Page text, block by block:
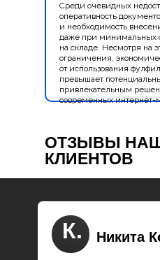
Среди очевидных
оперативность
и необходимость
даже при минимальных
на складе. Несмотря на
ограничения,
от использования
превышает
привлекательным
современных интернет-
ОТЗЫВЫ
КЛИЕНТОВ
К. Никита